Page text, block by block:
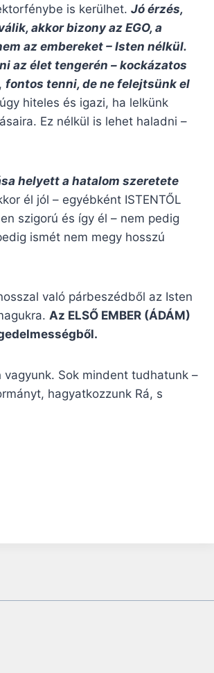
is kerülhet. Jó érzés,
akkor bizony az EGO, a
az embereket – Isten nélkül.
az élet tengerén – kockázatos
fontos tenni, de ne felejtsünk el
hiteles és igazi, ha lelkünk
Ez nélkül is lehet haladni –
helyett a hatalom szeretete
él jól – egyébként ISTENTŐL
szigorú és így él – nem pedig
ismét nem megy hosszú
való párbeszédből az Isten
Az ELSŐ EMBER (ÁDÁM)
Sok mindent tudhatunk –
hagyatkozzunk Rá, s